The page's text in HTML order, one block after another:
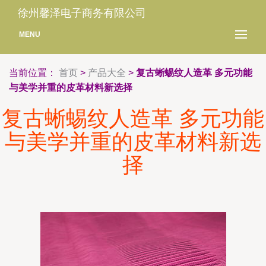
徐州馨泽电子商务有限公司
MENU
当前位置： 首页 > 产品大全 > 复古蜥蜴纹人造革 多元功能
与美学并重的皮革材料新选择
复古蜥蜴纹人造革 多元功能
与美学并重的皮革材料新选
择